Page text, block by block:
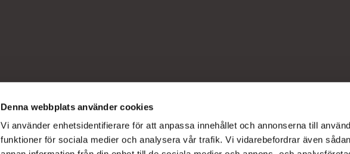
Denna webbplats använder cookies
Vi använder enhetsidentifierare för att anpassa innehållet och annonserna till
funktioner för sociala medier och analysera vår trafik. Vi vidarebefordrar även